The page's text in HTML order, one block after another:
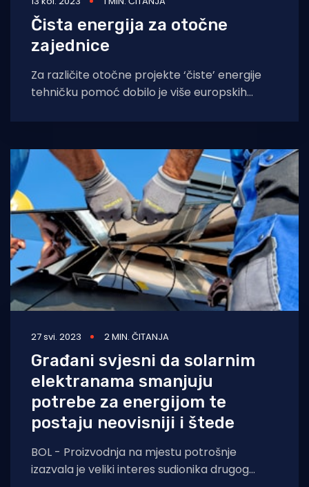
Čista energija za otočne
zajednice
Za različite otočne projekte ‘čiste’ energije
tehničku pomoć dobilo je više europskih
projekti na
27 svi. 2023 2 MIN. ČITANJA
Građani svjesni da solarnim
elektranama smanjuju
potrebe za energijom te
postaju neovisniji i štede
BOL - Proizvodnja na mjestu potrošnje
izazvala je veliki interes sudionika drugog